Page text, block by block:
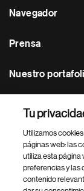
Navegador
Prensa
Nuestro
Footer Site Search
Tu
Utilizamos
páginas web: las
utiliza esta página
preferencias y las
contenido